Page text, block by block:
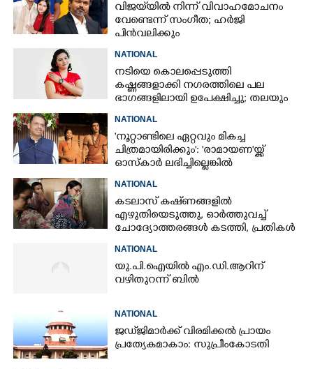
വിജയ്‌യിൽ നിന്ന് വിവാഹമോചനം
വേണ്ടെന്ന് സംഗീത; ഹർജി
പിൻവലിക്കും
NATIONAL
നടിയെ കൊലപ്പെടുത്തി
കഷ്ണങ്ങളാക്കി നഗരത്തിലെ പല
ഭാഗങ്ങളിലായി ഉപേക്ഷിച്ചു; തലയും
NATIONAL
'നൂറ്റാണ്ടിലെ ഏറ്റവും മികച്ച
ചിത്രമായിരിക്കും': 'രാമായണ'യ്ക്ക്
ഓസ്കാ‌ർ ലഭിച്ചില്ലെങ്കിൽ
ഫഡ്നാവിസ്
NATIONAL
കടലാസ് കഷ്‌ണങ്ങളിൽ
എഴുതിയെടുത്തു, ഓർത്തുവച്ച്
ചോദ്യോത്തരങ്ങൾ കടത്തി, പ്രതികൾ
NATIONAL
യു.പി.ഐയിൽ എം.ഡി.ആറിന്
വഴിതുറന്ന് ബിൽ
NATIONAL
ജഡ്‌ജിമാർക്ക് വിരമിക്കൽ പ്രായം
പ്രത്യേകമാകാം: സുപ്രീംകോടതി